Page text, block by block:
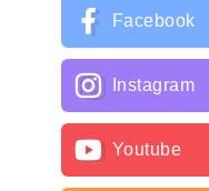
Facebook
Instagram
Youtube